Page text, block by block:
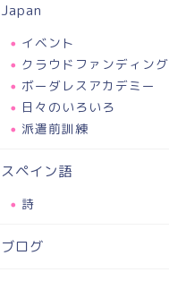
Japan
イベント
クラウドファンディング
ボーダレスアカデミー
日々のいろいろ
派遣前訓練
スペイン語
詩
ブログ